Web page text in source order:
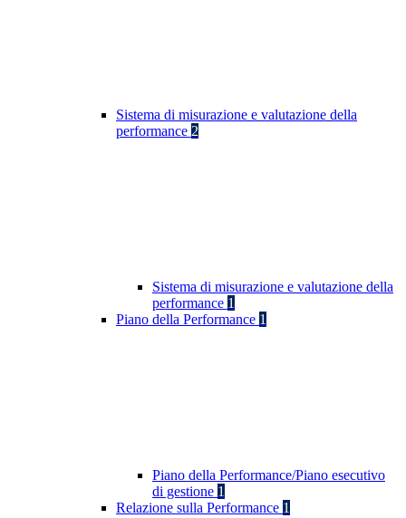
Sistema di misurazione e valutazione della
performance 2
Sistema di misurazione e valutazione della
performance 1
Piano della Performance 1
Piano della Performance/Piano esecutivo
di gestione 1
Relazione sulla Performance 1